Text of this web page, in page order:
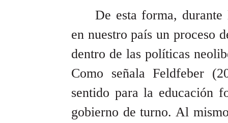
De esta forma,
en nuestro país un proceso
dentro de las políticas
Como señala Feldfeber
sentido para la educación
gobierno de turno. Al